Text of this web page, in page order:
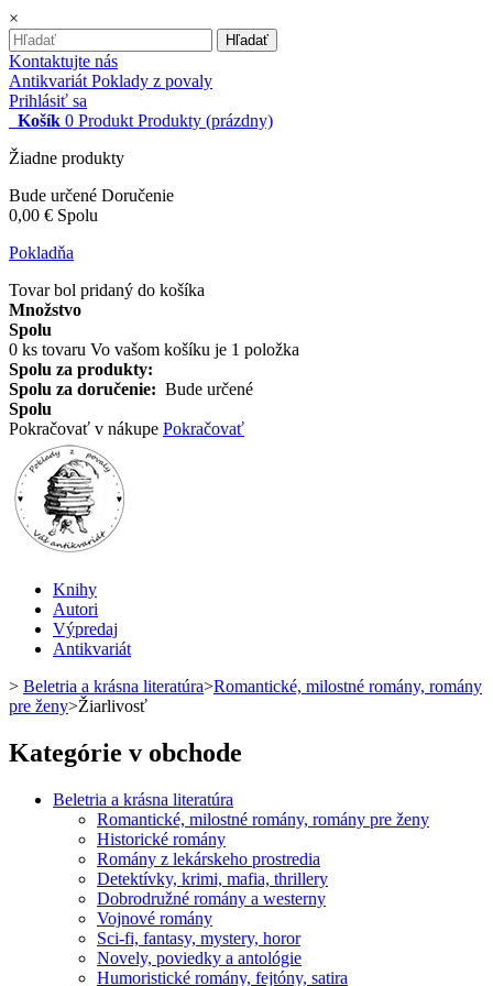
×
Hľadať
Kontaktujte nás
Antikvariát Poklady z povaly
Prihlásiť sa
Košík 0 Produkt Produkty (prázdny)
Žiadne produkty
Bude určené Doručenie
0,00 € Spolu
Pokladňa
Tovar bol pridaný do košíka
Množstvo
Spolu
0 ks tovaru Vo vašom košíku je 1 položka
Spolu za produkty:
Spolu za doručenie: Bude určené
Spolu
Pokračovať v nákupe Pokračovať
Knihy
Autori
Výpredaj
Antikvariát
> Beletria a krásna literatúra>Romantické, milostné romány, romány
pre ženy>Žiarlivosť
Kategórie v obchode
Beletria a krásna literatúra
Romantické, milostné romány, romány pre ženy
Historické romány
Romány z lekárskeho prostredia
Detektívky, krimi, mafia, thrillery
Dobrodružné romány a westerny
Vojnové romány
Sci-fi, fantasy, mystery, horor
Novely, poviedky a antológie
Humoristické romány, fejtóny, satira